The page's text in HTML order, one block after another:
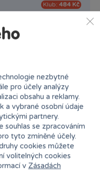
Klub: 484 Kč
nezbytné
pro účely analýzy
obsahu a reklamy.
a vybrané osobní údaje
partnery.
souhlas se zpracováním
tyto zmíněné účely.
cookies můžete
volitelných cookies
v Zásadách